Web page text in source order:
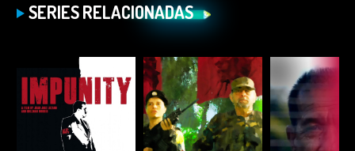
SERIES RELACIONADAS